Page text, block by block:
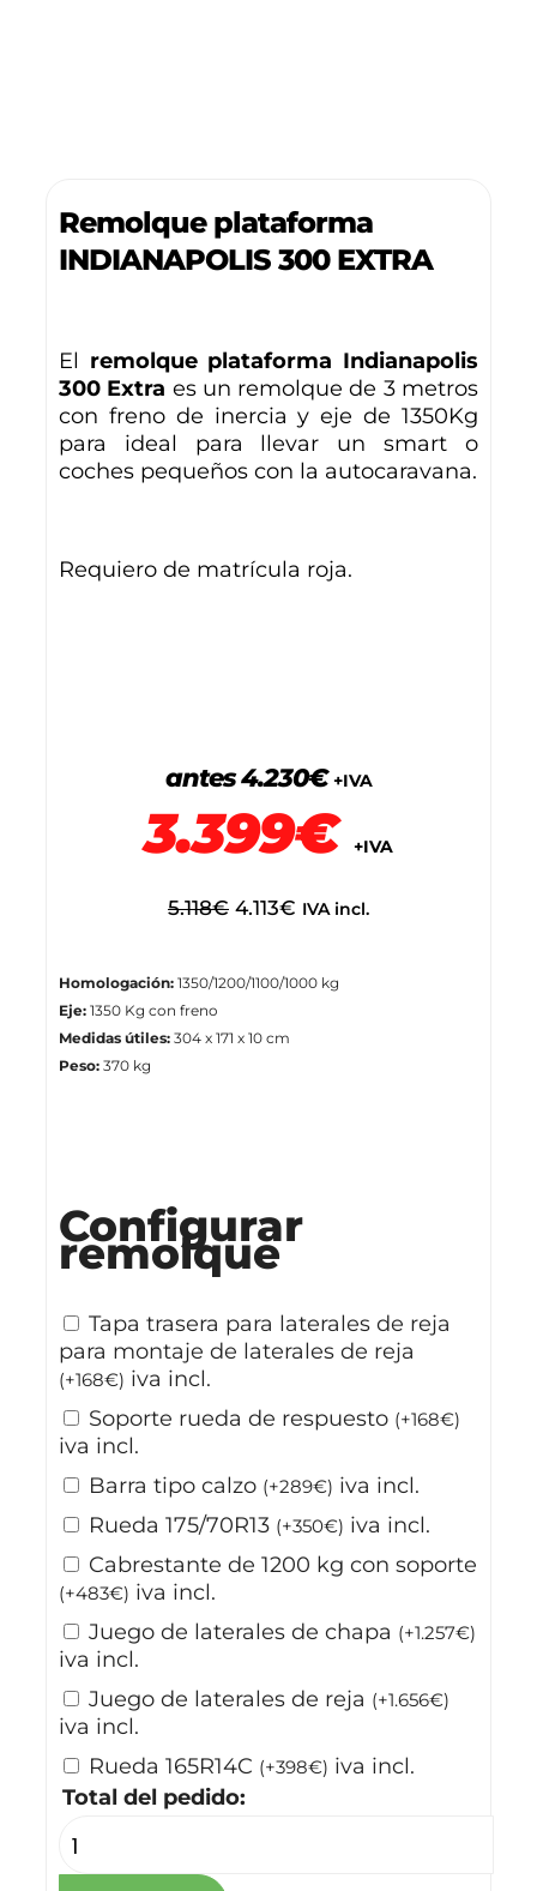
Remolque plataforma
INDIANAPOLIS 300 EXTRA
El remolque plataforma Indianapolis
300 Extra es un remolque de 3 metros
con freno de inercia y eje de 1350Kg
para ideal para llevar un smart o
coches pequeños con la autocaravana.
Requiero de matrícula roja.
antes 4.230€+IVA
3.399€ +IVA
5.118€ 4.113€ IVA incl.
Homologación: 1350/1200/1100/1000 kg
Eje: 1350 Kg con freno
Medidas útiles: 304 x 171 x 10 cm
Peso: 370 kg
Configurar
remolque
Tapa trasera para laterales de reja
para montaje de laterales de reja
(+168€) iva incl.
Soporte rueda de respuesto (+168€)
iva incl.
Barra tipo calzo (+289€) iva incl.
Rueda 175/70R13 (+350€) iva incl.
Cabrestante de 1200 kg con soporte
(+483€) iva incl.
Juego de laterales de chapa (+1.257€)
iva incl.
Juego de laterales de reja (+1.656€)
iva incl.
Rueda 165R14C (+398€) iva incl.
Total del pedido: